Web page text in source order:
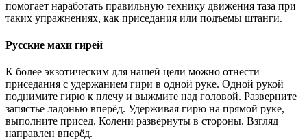
помогает наработать правильную технику движения таза при
таких упражнениях, как приседания или подъемы штанги.
Русские махи гирей
К более экзотическим для нашей цели можно отнести
приседания с удержанием гири в одной руке. Одной рукой
поднимите гирю к плечу и выжмите над головой. Разверните
запястье ладонью вперёд. Удерживая гирю на прямой руке,
выполните присед. Колени развёрнуты в стороны. Взгляд
направлен вперёд.